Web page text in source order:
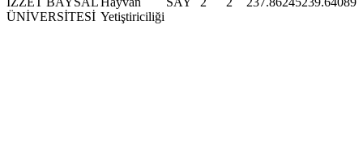
ÜNİVERSİTESİ Yetiştiriciliği